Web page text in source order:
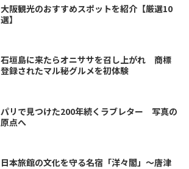
大阪観光のおすすめスポットを紹介【厳選10
選】
石垣島に来たらオニササを召し上がれ 商標
登録されたマル秘グルメを初体験
パリで見つけた200年続くラブレター 写真の
原点へ
日本旅館の文化を守る名宿「洋々閣」～唐津